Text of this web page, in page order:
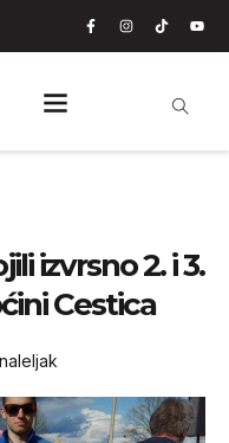
izvrsno 2. i 3.
Cestica